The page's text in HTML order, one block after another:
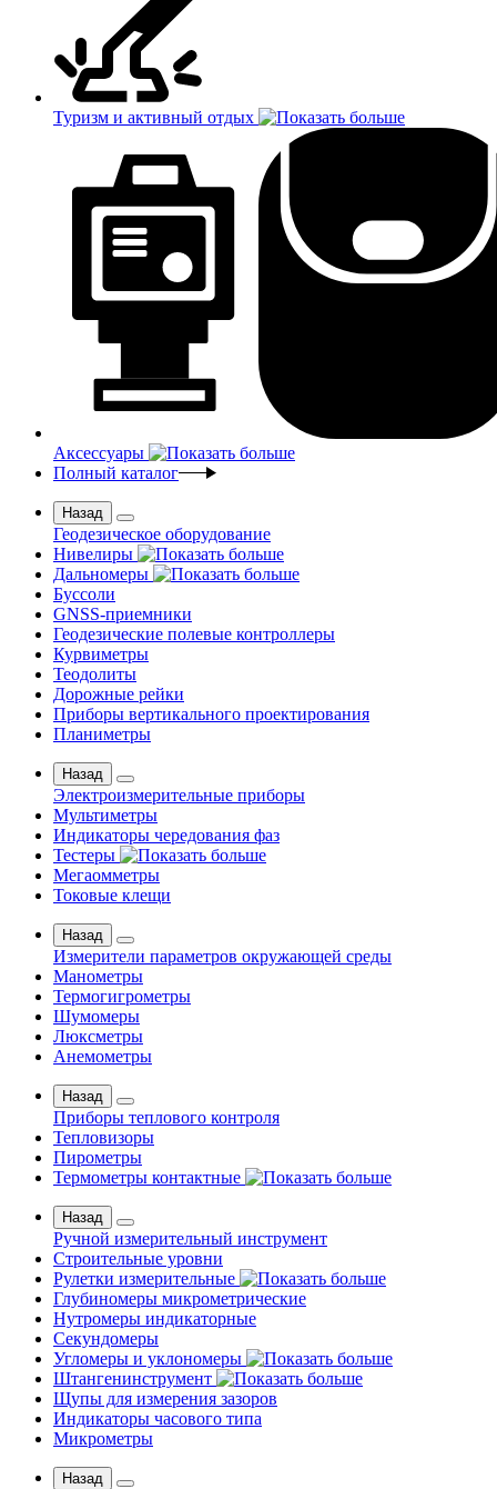
Туризм и активный отдых
Аксессуары
Полный каталог
Назад
Геодезическое оборудование
Нивелиры
Дальномеры
Буссоли
GNSS-приемники
Геодезические полевые контроллеры
Курвиметры
Теодолиты
Дорожные рейки
Приборы вертикального проектирования
Планиметры
Назад
Электроизмерительные приборы
Мультиметры
Индикаторы чередования фаз
Тестеры
Мегаомметры
Токовые клещи
Назад
Измерители параметров окружающей среды
Манометры
Термогигрометры
Шумомеры
Люксметры
Анемометры
Назад
Приборы теплового контроля
Тепловизоры
Пирометры
Термометры контактные
Назад
Ручной измерительный инструмент
Строительные уровни
Рулетки измерительные
Глубиномеры микрометрические
Нутромеры индикаторные
Секундомеры
Угломеры и уклономеры
Штангенинструмент
Щупы для измерения зазоров
Индикаторы часового типа
Микрометры
Назад